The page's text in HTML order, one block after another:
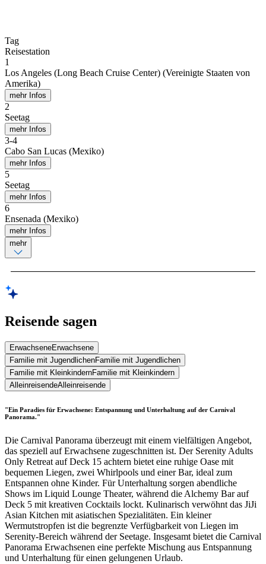
Tag
Reisestation
1
Los Angeles (Long Beach Cruise Center) (Vereinigte Staaten von
Amerika)
mehr Infos
2
Seetag
mehr Infos
3-4
Cabo San Lucas (Mexiko)
mehr Infos
5
Seetag
mehr Infos
6
Ensenada (Mexiko)
mehr Infos
mehr
Reisende sagen
ErwachseneErwachsene
Familie mit JugendlichenFamilie mit Jugendlichen
Familie mit KleinkindernFamilie mit Kleinkindern
AlleinreisendeAlleinreisende
"Ein Paradies für Erwachsene: Entspannung und Unterhaltung auf der Carnival
Panorama."
Die Carnival Panorama überzeugt mit einem vielfältigen Angebot,
das speziell auf Erwachsene zugeschnitten ist. Der Serenity Adults
Only Retreat auf Deck 15 achtern bietet eine ruhige Oase mit
bequemen Liegen, zwei Whirlpools und einer Bar, ideal zum
Entspannen ohne Kinder. Für Unterhaltung sorgen abendliche
Shows im Liquid Lounge Theater, während die Alchemy Bar auf
Deck 5 mit kreativen Cocktails lockt. Kulinarisch verwöhnt das JiJi
Asian Kitchen mit asiatischen Spezialitäten. Ein kleiner
Wermutstropfen ist die begrenzte Verfügbarkeit von Liegen im
Serenity-Bereich während der Seetage. Insgesamt bietet die Carnival
Panorama Erwachsenen eine perfekte Mischung aus Entspannung
und Unterhaltung für einen gelungenen Urlaub.